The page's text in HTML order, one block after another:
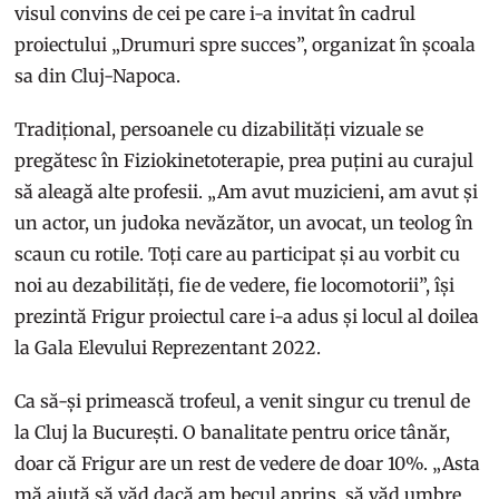
visul convins de cei pe care i-a invitat în cadrul
proiectului „Drumuri spre succes”, organizat în școala
sa din Cluj-Napoca.
Tradițional, persoanele cu dizabilități vizuale se
pregătesc în Fiziokinetoterapie, prea puțini au curajul
să aleagă alte profesii. „Am avut muzicieni, am avut și
un actor, un judoka nevăzător, un avocat, un teolog în
scaun cu rotile. Toți care au participat și au vorbit cu
noi au dezabilități, fie de vedere, fie locomotorii”, își
prezintă Frigur proiectul care i-a adus și locul al doilea
la Gala Elevului Reprezentant 2022.
Ca să-și primească trofeul, a venit singur cu trenul de
la Cluj la București. O banalitate pentru orice tânăr,
doar că Frigur are un rest de vedere de doar 10%. „Asta
mă ajută să văd dacă am becul aprins, să văd umbre.